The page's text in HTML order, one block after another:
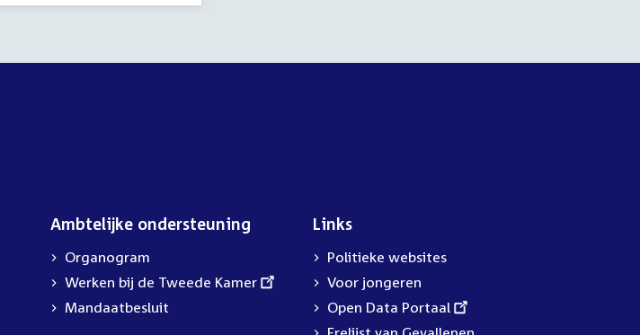
Ambtelijke ondersteuning
Organogram
External
link:
Werken bij de Tweede Kamer
Mandaatbesluit
Links
Politieke websites
Voor jongeren
External
link:
Open Data Portaal